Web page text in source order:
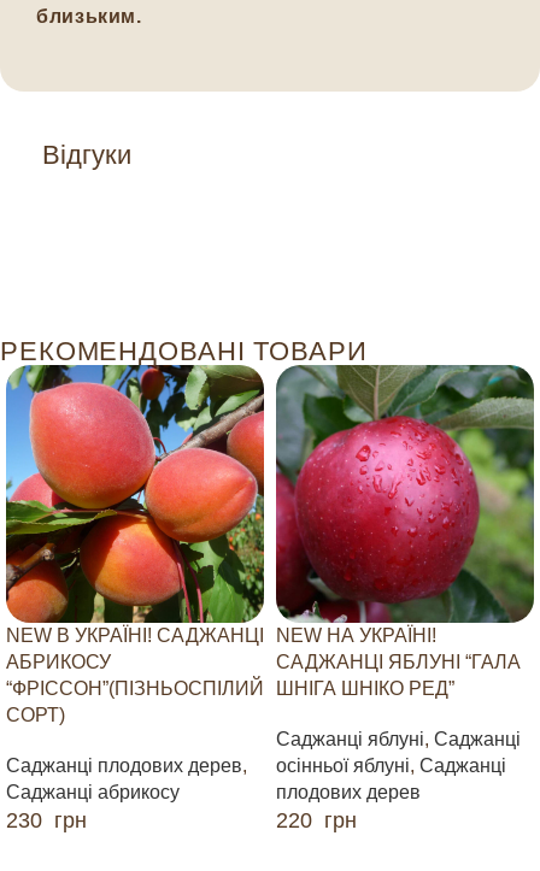
Відгуки
близьким.
РЕКОМЕНДОВАНІ ТОВАРИ
NEW В УКРАЇНІ! САДЖАНЦІ
АБРИКОСУ
“ФРІССОН”(ПІЗНЬОСПІЛИЙ
СОРТ)
Саджанці плодових дерев,
Саджанці абрикосу
230 грн
NEW НА УКРАЇНІ!
САДЖАНЦІ ЯБЛУНІ “ГАЛА
ШНІГА ШНІКО РЕД”
Саджанці яблуні, Саджанці
осінньої яблуні, Саджанці
плодових дерев
220 грн